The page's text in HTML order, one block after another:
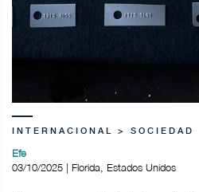
INTERNACIONAL > SOCIEDAD
Efe
03/10/2025 | Florida, Estados Unidos